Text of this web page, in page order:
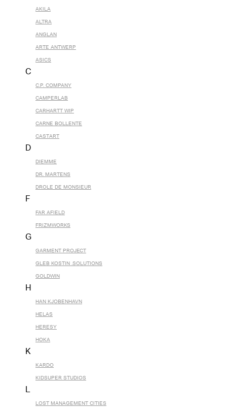
AKILA
ALTRA
ANGLAN
ARTE ANTWERP
ASICS
C
C.P. COMPANY
CAMPERLAB
CARHARTT WIP
CARNE BOLLENTE
CASTART
D
DIEMME
DR. MARTENS
DROLE DE MONSIEUR
F
FAR AFIELD
FRIZMWORKS
G
GARMENT PROJECT
GLEB KOSTIN .SOLUTIONS
GOLDWIN
H
HAN KJOBENHAVN
HELAS
HERESY
HOKA
K
KARDO
KIDSUPER STUDIOS
L
LOST MANAGEMENT CITIES